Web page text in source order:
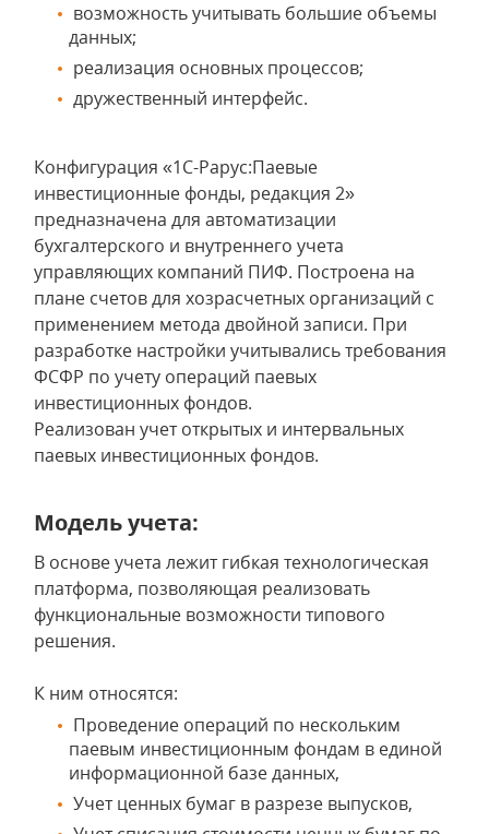
возможность учитывать большие объемы
данных;
реализация основных процессов;
дружественный интерфейс.
Конфигурация «1С-Рарус:Паевые
инвестиционные фонды, редакция 2»
предназначена для автоматизации
бухгалтерского и внутреннего учета
управляющих компаний ПИФ. Построена на
плане счетов для хозрасчетных организаций с
применением метода двойной записи. При
разработке настройки учитывались требования
ФСФР по учету операций паевых
инвестиционных фондов.
Реализован учет открытых и интервальных
паевых инвестиционных фондов.
Модель учета:
В основе учета лежит гибкая технологическая
платформа, позволяющая реализовать
функциональные возможности типового
решения.
К ним относятся:
Проведение операций по нескольким
паевым инвестиционным фондам в единой
информационной базе данных,
Учет ценных бумаг в разрезе выпусков,